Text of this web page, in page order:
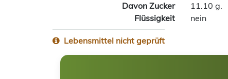
Davon Zucker
11.10 g.
Flüssigkeit
nein
Lebensmittel nicht geprüft